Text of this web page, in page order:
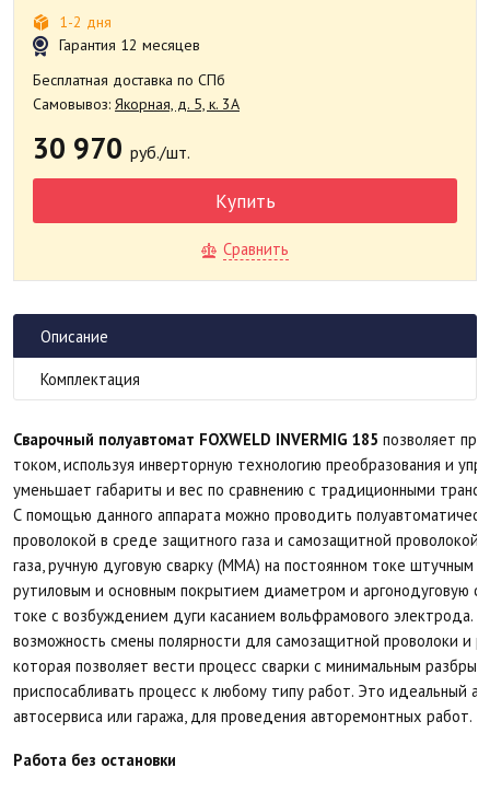
1-2 дня
Гарантия 12 месяцев
Бесплатная доставка по СПб
Самовывоз: Якорная, д. 5, к. 3А
30 970 руб./шт.
Купить
Сравнить
Описание
Комплектация
Сварочный полуавтомат FOXWELD INVERMIG 185 позволяет
током, используя инверторную технологию преобразования и
уменьшает габариты и вес по сравнению с традиционными
С помощью данного аппарата можно проводить
проволокой в среде защитного газа и самозащитной проволокой
газа, ручную дуговую сварку (ММА) на постоянном токе штучным
рутиловым и основным покрытием диаметром и аргонодуговую
токе с возбуждением дуги касанием вольфрамового электрода.
возможность смены полярности для самозащитной проволоки и
которая позволяет вести процесс сварки с минимальным
приспосабливать процесс к любому типу работ. Это идеальный
автосервиса или гаража, для проведения авторемонтных работ.
Работа без остановки